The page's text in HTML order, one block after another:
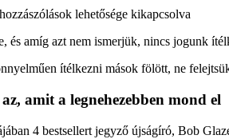
lehetősége kikapcsolva
ítélkezni mások fölött, ne
amit a legnehezebben mond el
4 bestsellert jegyző újságíró, Bob